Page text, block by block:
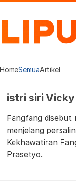
HomeSemuaArtikel
istri siri
Fangfang disebut
menjelang
Kekhawatiran
Prasetyo.